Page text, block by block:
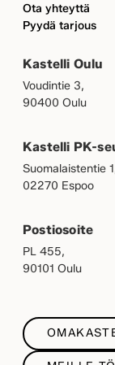
Ota yhteyttä
Pyydä tarjous
Kastelli Oulu
Voudintie 3,
90400 Oulu
Kastelli PK-
Suomalaistentie
02270 Espoo
Postiosoite
PL 455,
90101 Oulu